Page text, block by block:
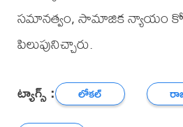
సమానత్వం, సామాజిక న్యాయం
పిలుపునిచ్చారు.
ట్యాగ్స్ : లోకల్